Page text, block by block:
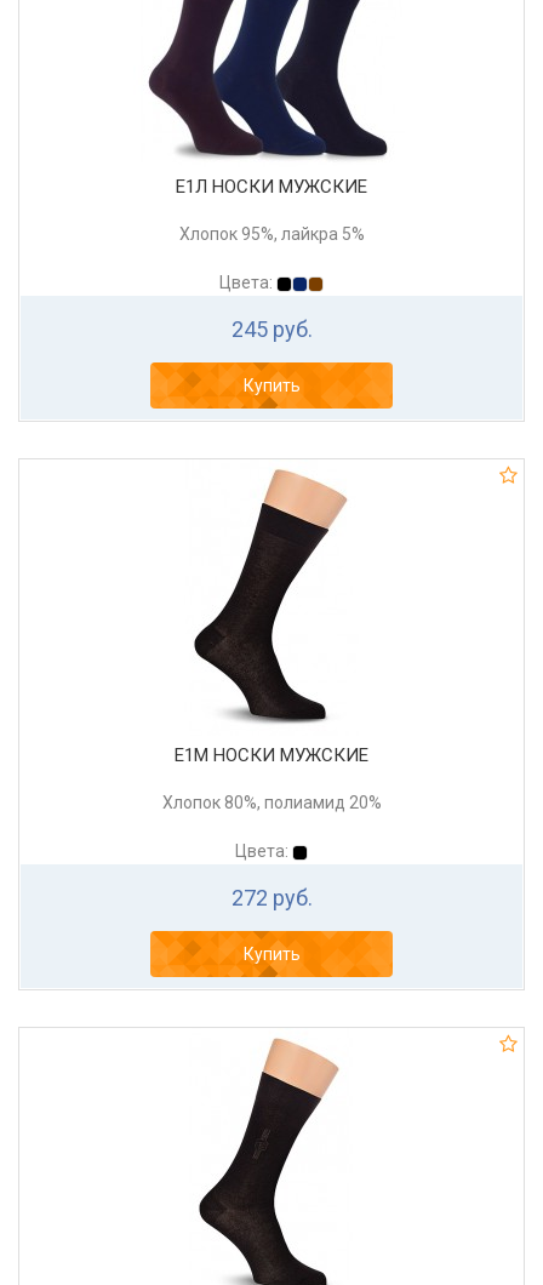
Е1Л НОСКИ МУЖСКИЕ
Хлопок 95%, лайкра 5%
Цвета:
245 руб.
Купить
Е1М НОСКИ МУЖСКИЕ
Хлопок 80%, полиамид 20%
Цвета:
272 руб.
Купить